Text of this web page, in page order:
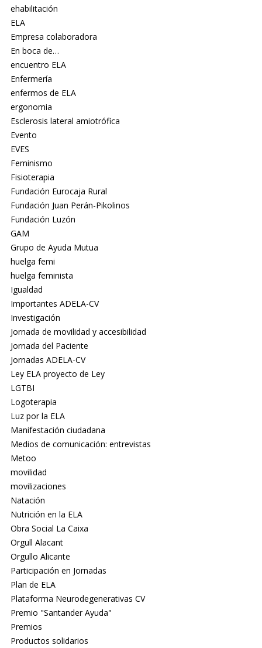
ehabilitación
ELA
Empresa colaboradora
En boca de…
encuentro ELA
Enfermería
enfermos de ELA
ergonomia
Esclerosis lateral amiotrófica
Evento
EVES
Feminismo
Fisioterapia
Fundación Eurocaja Rural
Fundación Juan Perán-Pikolinos
Fundación Luzón
GAM
Grupo de Ayuda Mutua
huelga femi
huelga feminista
Igualdad
Importantes ADELA-CV
Investigación
Jornada de movilidad y accesibilidad
Jornada del Paciente
Jornadas ADELA-CV
Ley ELA proyecto de Ley
LGTBI
Logoterapia
Luz por la ELA
Manifestación ciudadana
Medios de comunicación: entrevistas
Metoo
movilidad
movilizaciones
Natación
Nutrición en la ELA
Obra Social La Caixa
Orgull Alacant
Orgullo Alicante
Participación en Jornadas
Plan de ELA
Plataforma Neurodegenerativas CV
Premio "Santander Ayuda"
Premios
Productos solidarios